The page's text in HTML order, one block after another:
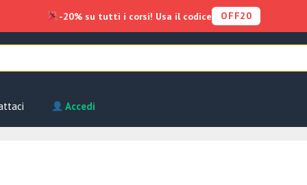
Accedi
-20% su tutti i corsi! Usa il codice OFF20